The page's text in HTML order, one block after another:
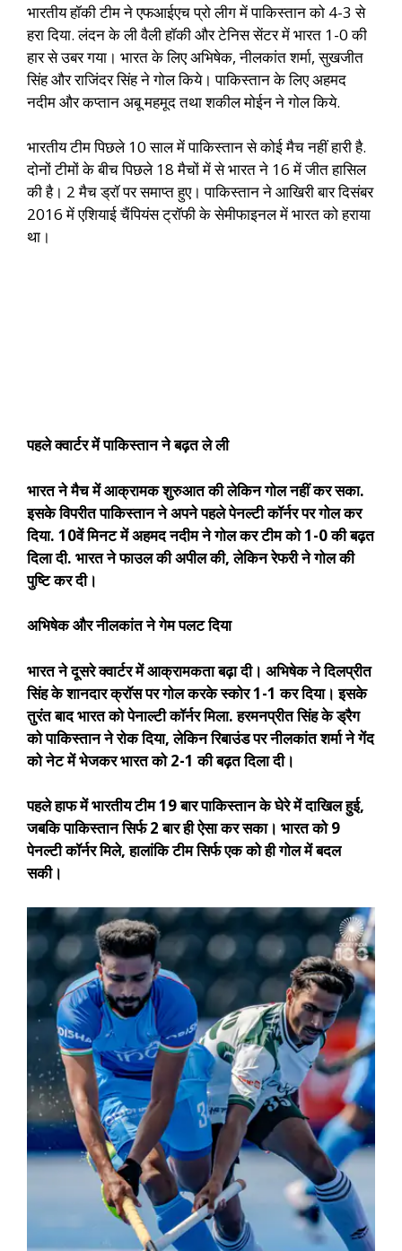
भारतीय हॉकी टीम ने एफआईएच प्रो लीग में पाकिस्तान को 4-3 से
हरा दिया. लंदन के ली वैली हॉकी और टेनिस सेंटर में भारत 1-0 की
हार से उबर गया। भारत के लिए अभिषेक, नीलकांत शर्मा, सुखजीत
सिंह और राजिंदर सिंह ने गोल किये। पाकिस्तान के लिए अहमद
नदीम और कप्तान अबू महमूद तथा शकील मोईन ने गोल किये.
भारतीय टीम पिछले 10 साल में पाकिस्तान से कोई मैच नहीं हारी है.
दोनों टीमों के बीच पिछले 18 मैचों में से भारत ने 16 में जीत हासिल
की है। 2 मैच ड्रॉ पर समाप्त हुए। पाकिस्तान ने आखिरी बार दिसंबर
2016 में एशियाई चैंपियंस ट्रॉफी के सेमीफाइनल में भारत को हराया
था।
पहले क्वार्टर में पाकिस्तान ने बढ़त ले ली
भारत ने मैच में आक्रामक शुरुआत की लेकिन गोल नहीं कर सका.
इसके विपरीत पाकिस्तान ने अपने पहले पेनल्टी कॉर्नर पर गोल कर
दिया. 10वें मिनट में अहमद नदीम ने गोल कर टीम को 1-0 की बढ़त
दिला दी. भारत ने फाउल की अपील की, लेकिन रेफरी ने गोल की
पुष्टि कर दी।
अभिषेक और नीलकांत ने गेम पलट दिया
भारत ने दूसरे क्वार्टर में आक्रामकता बढ़ा दी। अभिषेक ने दिलप्रीत
सिंह के शानदार क्रॉस पर गोल करके स्कोर 1-1 कर दिया। इसके
तुरंत बाद भारत को पेनाल्टी कॉर्नर मिला. हरमनप्रीत सिंह के ड्रैग
को पाकिस्तान ने रोक दिया, लेकिन रिबाउंड पर नीलकांत शर्मा ने गेंद
को नेट में भेजकर भारत को 2-1 की बढ़त दिला दी।
पहले हाफ में भारतीय टीम 19 बार पाकिस्तान के घेरे में दाखिल हुई,
जबकि पाकिस्तान सिर्फ 2 बार ही ऐसा कर सका। भारत को 9
पेनल्टी कॉर्नर मिले, हालांकि टीम सिर्फ एक को ही गोल में बदल
सकी।